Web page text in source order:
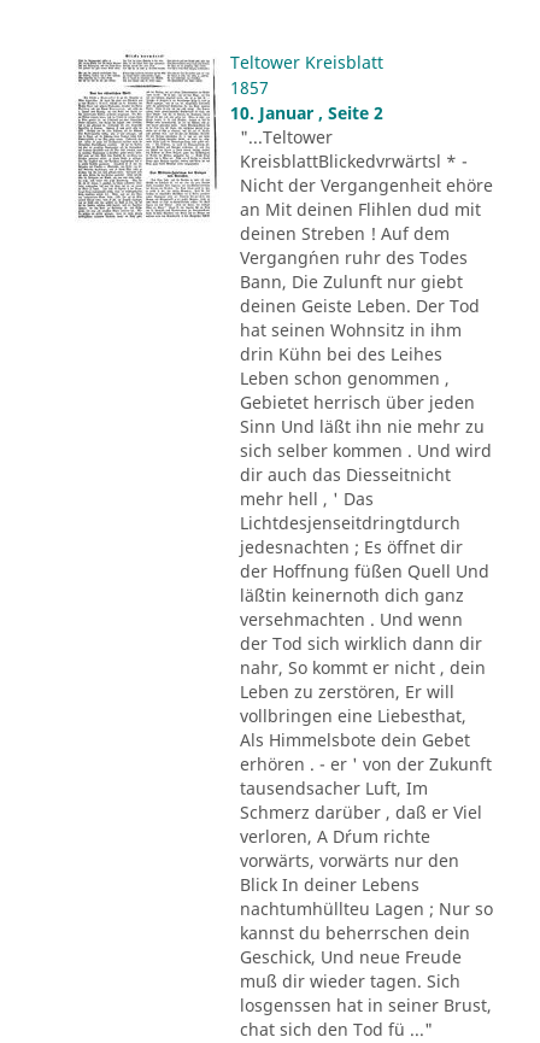
Teltower Kreisblatt
1857
10. Januar , Seite 2
"...Teltower
KreisblattBlickedvrwärtsl * -
Nicht der Vergangenheit ehöre
an Mit deinen Flihlen dud mit
deinen Streben ! Auf dem
Vergang´nen ruhr des Todes
Bann, Die Zulunft nur giebt
deinen Geiste Leben. Der Tod
hat seinen Wohnsitz in ihm
drin Kühn bei des Leihes
Leben schon genommen ,
Gebietet herrisch über jeden
Sinn Und läßt ihn nie mehr zu
sich selber kommen . Und wird
dir auch das Diesseitnicht
mehr hell , ' Das
Lichtdesjenseitdringtdurch
jedesnachten ; Es öffnet dir
der Hoffnung füßen Quell Und
läßtin keinernoth dich ganz
versehmachten . Und wenn
der Tod sich wirklich dann dir
nahr, So kommt er nicht , dein
Leben zu zerstören, Er will
vollbringen eine Liebesthat,
Als Himmelsbote dein Gebet
erhören . - er ' von der Zukunft
tausendsacher Luft, Im
Schmerz darüber , daß er Viel
verloren, A D´rum richte
vorwärts, vorwärts nur den
Blick In deiner Lebens
nachtumhüllteu Lagen ; Nur so
kannst du beherrschen dein
Geschick, Und neue Freude
muß dir wieder tagen. Sich
losgenssen hat in seiner Brust,
chat sich den Tod fü ..."